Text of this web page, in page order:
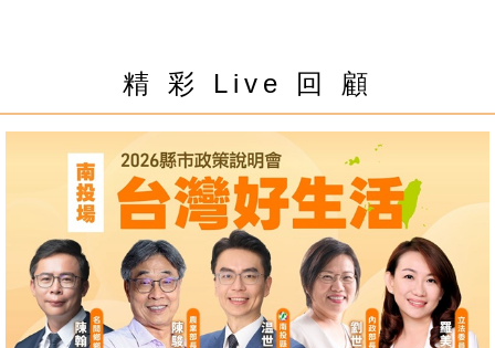
精 彩 Live 回 顧